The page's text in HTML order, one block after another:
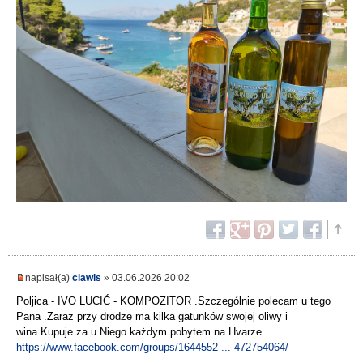
napisał(a) clawis » 03.06.2026 20:02
Poljica - IVO LUCIĆ - KOMPOZITOR .Szczególnie polecam u tego
Pana .Zaraz przy drodze ma kilka gatunków swojej oliwy i
wina.Kupuje za u Niego każdym pobytem na Hvarze.
https://www.facebook.com/groups/1644552 ... 472754064/